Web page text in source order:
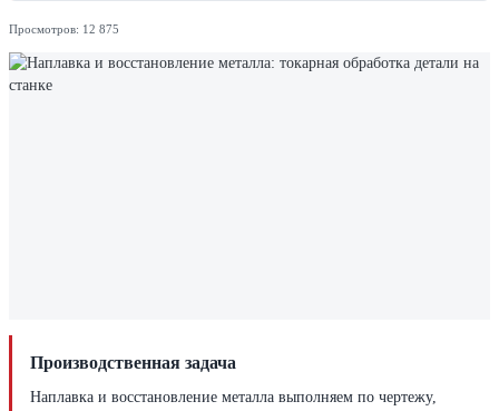
Просмотров: 12 875
Производственная задача
Наплавка и восстановление металла выполняем по чертежу,